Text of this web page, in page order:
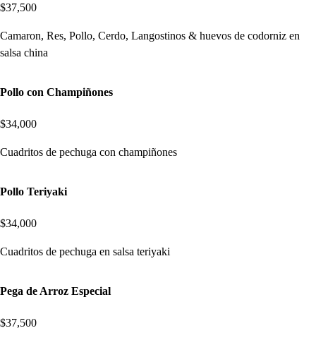
$37,500
Camaron, Res, Pollo, Cerdo, Langostinos & huevos de codorniz en
salsa china
Pollo con Champiñones
$34,000
Cuadritos de pechuga con champiñones
Pollo Teriyaki
$34,000
Cuadritos de pechuga en salsa teriyaki
Pega de Arroz Especial
$37,500